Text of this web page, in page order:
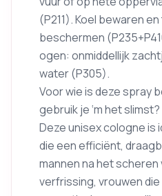
(P211). Koel bewaren
beschermen
ogen: onmiddellijk
water (P305).
Voor wie is deze spray
gebruik je ‘m het slimst?
Deze unisex cologne is
die een efficiënt,
mannen na het
verfrissing, vrouwen